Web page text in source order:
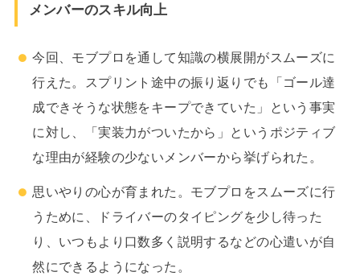
メンバーのスキル向上
今回、モブプロを通して知識の横展開がスムーズに
行えた。スプリント途中の振り返りでも「ゴール達
成できそうな状態をキープできていた」という事実
に対し、「実装力がついたから」というポジティブ
な理由が経験の少ないメンバーから挙げられた。
思いやりの心が育まれた。モブプロをスムーズに行
うために、ドライバーのタイピングを少し待った
り、いつもより口数多く説明するなどの心遣いが自
然にできるようになった。